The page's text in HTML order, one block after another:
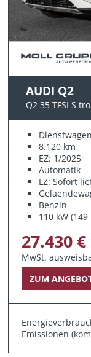
AUDI Q2
Q2 35 TFSI S
Dienstwagen
8.120 km
EZ: 1/2025
Automatik
LZ: Sofort
Benzin
110 kW (149
27.430 €
MwSt.
ZUM
Emissionen